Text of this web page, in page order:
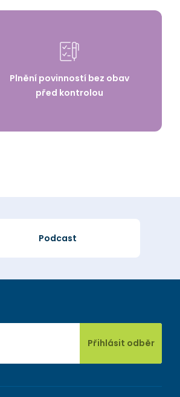
Plnění povinností bez obav
před kontrolou
Podcast
Přihlásit odběr